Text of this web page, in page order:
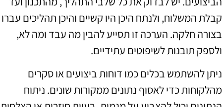
קבלת המשלוח, ולנתח היכן היו קשיים והיכן תהליכים עברו
בצורה חלקה. הערכה זו תסייע להבין מה עבד ומה לא,
ולספק תובנות לשיפוטים עתידיים.
ניתן להשתמש בכלים כמו דוחות ביצועים או סקרים
מהלקוחות כדי לאסוף נתונים ממקורות שונים. ניתוח